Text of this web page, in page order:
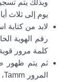
وبذلك يتم
يوم إلى ثلاث
لابد من
رقم الهوية
كلمة مرور
ثم يتم ظهور
المرور Tamm